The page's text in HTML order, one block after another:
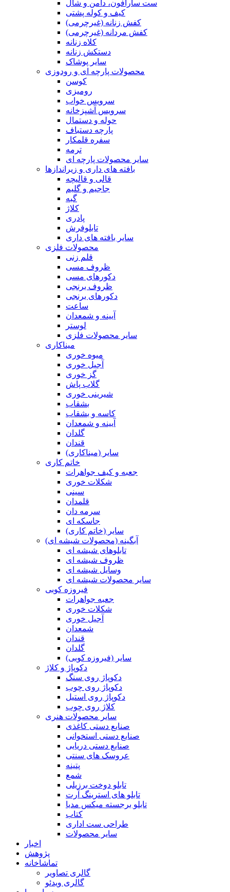
ست سارافون، دامن و شال
کیف و کوله پشتی
کفش زنانه (غیرچرمی)
کفش مردانه (غیرچرمی)
کلاه زنانه
دستکش زنانه
سایر پوشاک
محصولات پارچه ای و رودوزی
کوسن
رومیزی
سرویس خواب
سرویس آشپزخانه
حوله و دستمال
پارچه دستباف
سفره قلمکار
ترمه
سایر محصولات پارچه ای
بافته های داری و زیراندازها
قالی و قالیچه
جاجیم و گلیم
گبه
کلاژ
پادری
تابلوفرش
سایر بافته های داری
محصولات فلزی
قلم زنی
ظروف مسی
دکورهای مسی
ظروف برنجی
دکورهای برنجی
ساعت
آیینه و شمعدان
لوستر
سایر محصولات فلزی
میناکاری
میوه خوری
آجیل خوری
گز خوری
گلاب پاش
شیرینی خوری
بشقاب
کاسه و بشقاب
آیینه و شمعدان
گلدان
قندان
سایر (میناکاری)
خاتم کاری
جعبه و کیف جواهرات
شکلات خوری
سینی
قلمدان
سرمه دان
جاسکه ای
سایر (خاتم کاری)
آبگینه (محصولات شیشه ای)
تابلوهای شیشه ای
ظروف شیشه ای
وسایل شیشه ای
سایر محصولات شیشه ای
فیروزه کوبی
جعبه جواهرات
شکلات خوری
آجیل خوری
شمعدان
قندان
گلدان
سایر (فیروزه کوبی)
دکوپاژ و کلاژ
دکوپاژ روی سنگ
دکوپاژ روی چوب
دکوپاژ روی استیل
کلاژ روی چوب
سایر محصولات هنری
صنایع دستی کاغذی
صنایع دستی استخوانی
صنایع دستی دریایی
عروسک های سنتی
پتینه
شمع
تابلو دوخت برزیلی
تابلو های استرینگ آرت
تابلو برجسته میکس مدیا
کتاب
طراحی ست اداری
سایر محصولات
اخبار
پژوهش
تماشاخانه
گالری تصاویر
گالری ویدئو